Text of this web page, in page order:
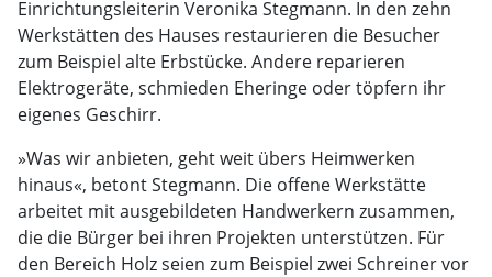
Einrichtungsleiterin Veronika Stegmann. In den zehn
Werkstätten des Hauses restaurieren die Besucher
zum Beispiel alte Erbstücke. Andere reparieren
Elektrogeräte, schmieden Eheringe oder töpfern ihr
eigenes Geschirr.
»Was wir anbieten, geht weit übers Heimwerken
hinaus«, betont Stegmann. Die offene Werkstätte
arbeitet mit ausgebildeten Handwerkern zusammen,
die die Bürger bei ihren Projekten unterstützen. Für
den Bereich Holz seien zum Beispiel zwei Schreiner vor